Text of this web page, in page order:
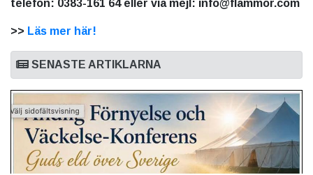
telefon: 0383-161 64 eller via mejl: info@flammor.com
>> Läs mer här!
SENASTE ARTIKLARNA